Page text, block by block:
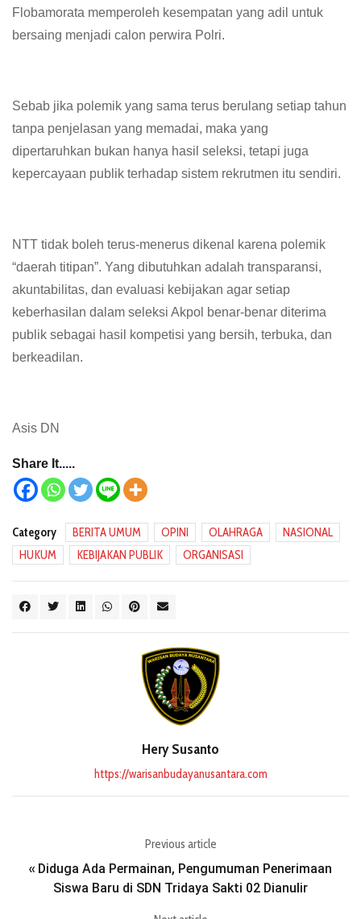
Flobamorata memperoleh kesempatan yang adil untuk
bersaing menjadi calon perwira Polri.
Sebab jika polemik yang sama terus berulang setiap tahun
tanpa penjelasan yang memadai, maka yang
dipertaruhkan bukan hanya hasil seleksi, tetapi juga
kepercayaan publik terhadap sistem rekrutmen itu sendiri.
NTT tidak boleh terus-menerus dikenal karena polemik
“daerah titipan”. Yang dibutuhkan adalah transparansi,
akuntabilitas, dan evaluasi kebijakan agar setiap
keberhasilan dalam seleksi Akpol benar-benar diterima
publik sebagai hasil kompetisi yang bersih, terbuka, dan
berkeadilan.
Asis DN
Share It.....
Category BERITA UMUM OPINI OLAHRAGA
NASIONAL
HUKUM
KEBIJAKAN PUBLIK ORGANISASI
Hery Susanto
https://warisanbudayanusantara.com
Previous article
« Diduga Ada Permainan, Pengumuman Penerimaan
Siswa Baru di SDN Tridaya Sakti 02 Dianulir